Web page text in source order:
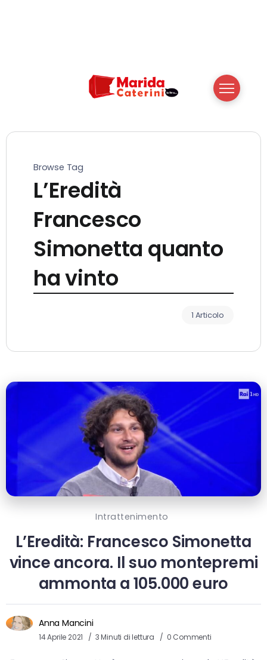
Browse Tag
L’Eredità
Francesco
Simonetta quanto
ha vinto
1 Articolo
Intrattenimento
L’Eredità: Francesco Simonetta
vince ancora. Il suo montepremi
ammonta a 105.000 euro
Anna Mancini
14 Aprile 2021 3 Minuti di lettura 0 Commenti